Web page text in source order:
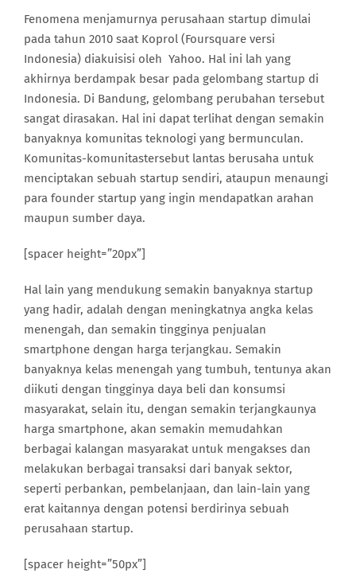
Fenomena menjamurnya perusahaan startup dimulai
pada tahun 2010 saat Koprol (Foursquare versi
Indonesia) diakuisisi oleh Yahoo. Hal ini lah yang
akhirnya berdampak besar pada gelombang startup di
Indonesia. Di Bandung, gelombang perubahan tersebut
sangat dirasakan. Hal ini dapat terlihat dengan semakin
banyaknya komunitas teknologi yang bermunculan.
Komunitas-komunitastersebut lantas berusaha untuk
menciptakan sebuah startup sendiri, ataupun menaungi
para founder startup yang ingin mendapatkan arahan
maupun sumber daya.
[spacer height=”20px”]
Hal lain yang mendukung semakin banyaknya startup
yang hadir, adalah dengan meningkatnya angka kelas
menengah, dan semakin tingginya penjualan
smartphone dengan harga terjangkau. Semakin
banyaknya kelas menengah yang tumbuh, tentunya akan
diikuti dengan tingginya daya beli dan konsumsi
masyarakat, selain itu, dengan semakin terjangkaunya
harga smartphone, akan semakin memudahkan
berbagai kalangan masyarakat untuk mengakses dan
melakukan berbagai transaksi dari banyak sektor,
seperti perbankan, pembelanjaan, dan lain-lain yang
erat kaitannya dengan potensi berdirinya sebuah
perusahaan startup.
[spacer height=”50px”]